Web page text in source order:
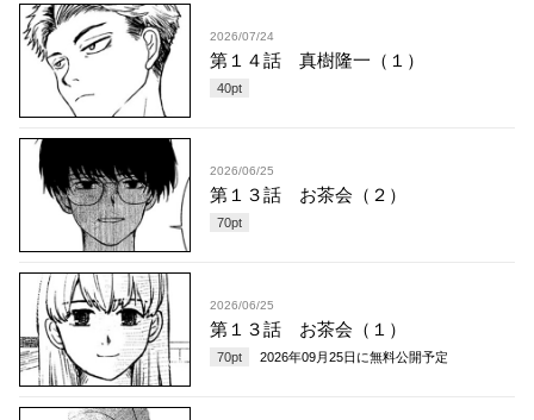
2026/07/24
第１４話 真樹隆一（１）
40pt
2026/06/25
第１３話 お茶会（２）
70pt
2026/06/25
第１３話 お茶会（１）
70pt 2026年09月25日 に無料公開予定